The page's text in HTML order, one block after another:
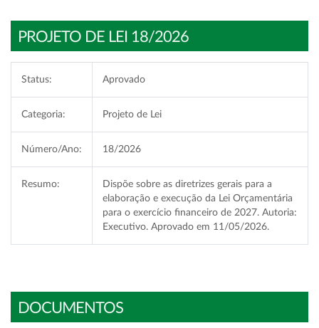
PROJETO DE LEI 18/2026
Status: Aprovado
Categoria: Projeto de Lei
Número/Ano: 18/2026
Resumo:
Dispõe sobre as diretrizes gerais para a
elaboração e execução da Lei Orçamentária
para o exercício financeiro de 2027. Autoria:
Executivo. Aprovado em 11/05/2026.
DOCUMENTOS